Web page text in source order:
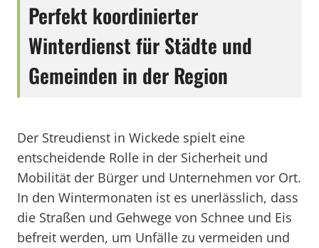
Perfekt koordinierter
Winterdienst für Städte und
Gemeinden in der Region
Der Streudienst in Wickede spielt eine
entscheidende Rolle in der Sicherheit und
Mobilität der Bürger und Unternehmen vor Ort.
In den Wintermonaten ist es unerlässlich, dass
die Straßen und Gehwege von Schnee und Eis
befreit werden, um Unfälle zu vermeiden und